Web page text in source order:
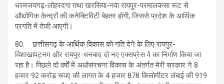
धरमजयगढ़-लोहरदगा तथा खरसिया-नवा रायपुर-परमालकसा रूट से
औद्योगिक केन्द्रों की कनेक्टिविटी बेहतर होगी, जिससे प्रदेश के आर्थिक
प्रगति में तेजी आएगी।
80. छत्तीसगढ़ के आर्थिक विकास को गति देने के लिए रायपुर-
विशाखापट्नम और रायपुर-धनबाद दो नए एक्सप्रेस वे का निर्माण किया जा
रहा है। पिछले दो वर्षाें में अधोसंरचना विकास के अंतर्गत मेरी सरकार ने 8
हजार 92 करोड़ रूपए की लागत के 4 हजार 878 किलोमीटर लंबाई की 919